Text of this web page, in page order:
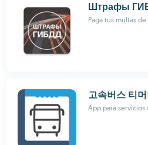
Штрафы
Paga tus multas
고속버스 티
App para